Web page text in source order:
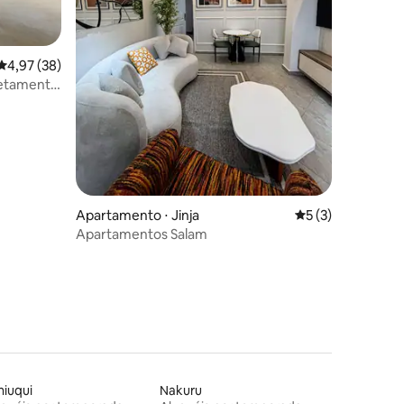
de uma avaliação média de 5, 38 avaliações
4,97 (38)
Apartamento ⋅ Jinja 5 de uma
5 (3)
Apartamentos Salam
Nakuru